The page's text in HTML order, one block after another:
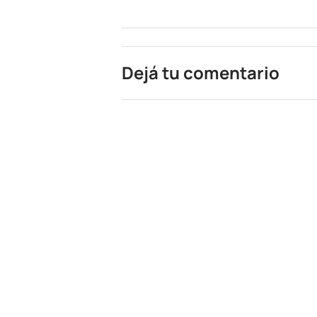
Dejá tu comentario